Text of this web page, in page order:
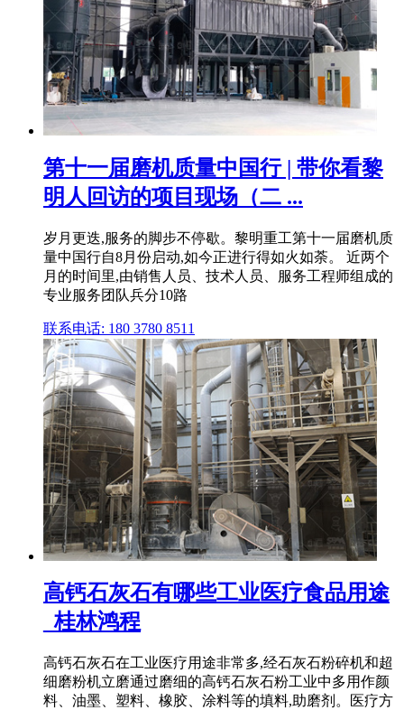
第十一届磨机质量中国行 | 带你看黎
明人回访的项目现场（二 ...
岁月更迭,服务的脚步不停歇。黎明重工第十一届磨机质
量中国行自8月份启动,如今正进行得如火如荼。 近两个
月的时间里,由销售人员、技术人员、服务工程师组成的
专业服务团队兵分10路
联系电话: 180 3780 8511
高钙石灰石有哪些工业医疗食品用途
_桂林鸿程
高钙石灰石在工业医疗用途非常多,经石灰石粉碎机和超
细磨粉机立磨通过磨细的高钙石灰石粉工业中多用作颜
料、油墨、塑料、橡胶、涂料等的填料,助磨剂。医疗方